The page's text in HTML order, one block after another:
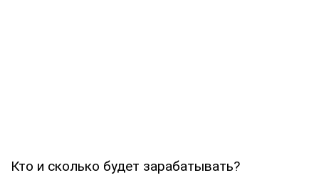
Кто и сколько будет зарабатывать?